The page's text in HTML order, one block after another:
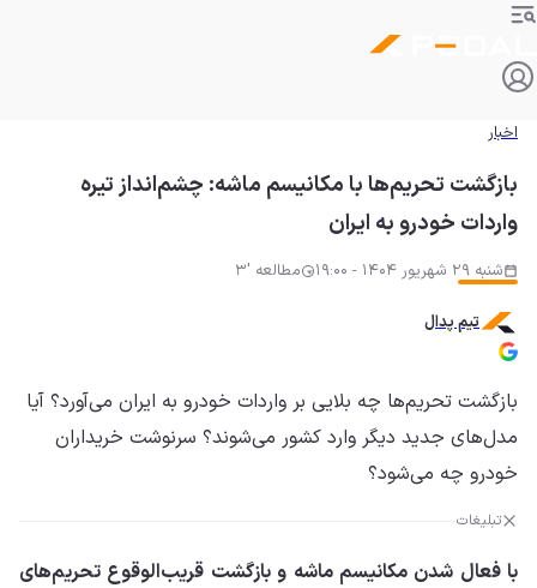
اخبار
بازگشت تحریم‌ها با مکانیسم ماشه: چشم‌انداز تیره
واردات خودرو به ایران
شنبه 29 شهریور 1404 - 19:00 مطالعه '3
تیم پدال
بازگشت تحریم‌ها چه بلایی بر واردات خودرو به ایران می‌آورد؟ آیا
مدل‌های جدید دیگر وارد کشور می‌شوند؟ سرنوشت خریداران
خودرو چه می‌شود؟
تبلیغات
با فعال شدن مکانیسم ماشه و بازگشت قریب‌الوقوع تحریم‌های